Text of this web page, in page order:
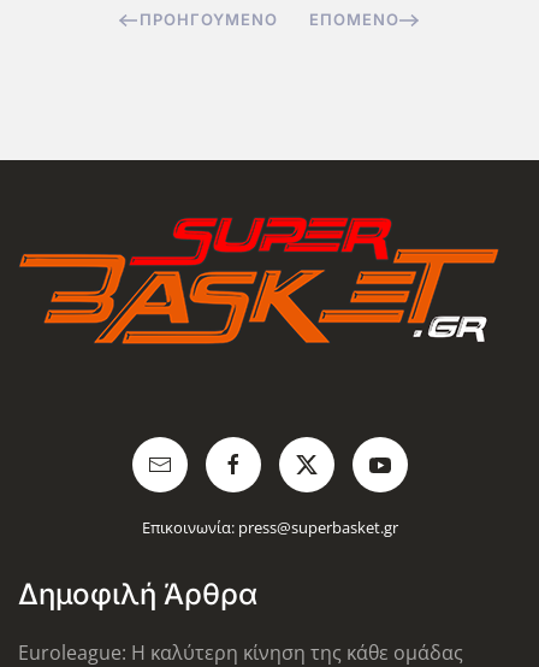
ΠΡΟΗΓΟΎΜΕΝΟ ΕΠΌΜΕΝΟ
Επικοινωνία: press@superbasket.gr
Δημοφιλή Άρθρα
Euroleague: Η καλύτερη κίνηση της κάθε ομάδας